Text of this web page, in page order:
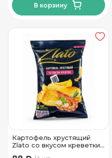
В корзину
Картофель хрустящий
Zlato со вкусом креветки